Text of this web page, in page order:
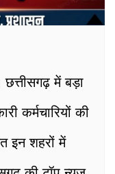
में बड़ा
कर्मचारियों की
इन शहरों में